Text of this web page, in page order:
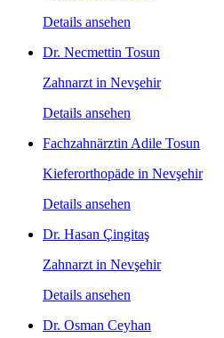
Details ansehen
Dr. Necmettin Tosun
Zahnarzt in Nevşehir
Details ansehen
Fachzahnärztin Adile Tosun
Kieferorthopäde in Nevşehir
Details ansehen
Dr. Hasan Çingitaş
Zahnarzt in Nevşehir
Details ansehen
Dr. Osman Ceyhan